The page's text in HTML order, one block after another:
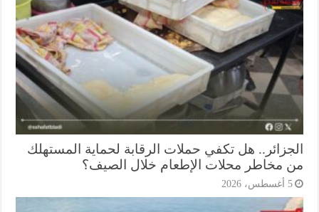
هل تكفي حملات الرقابة لحماية المستهلك
مخاطر محلات الإطعام خلال الصيف؟